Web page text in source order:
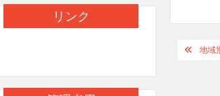
投
地域
リンク